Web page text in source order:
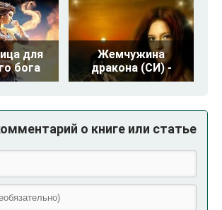
для
бога
Жемчужина
дракона (СИ) -
о книге или статье